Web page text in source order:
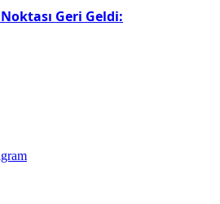
Geri Geldi: